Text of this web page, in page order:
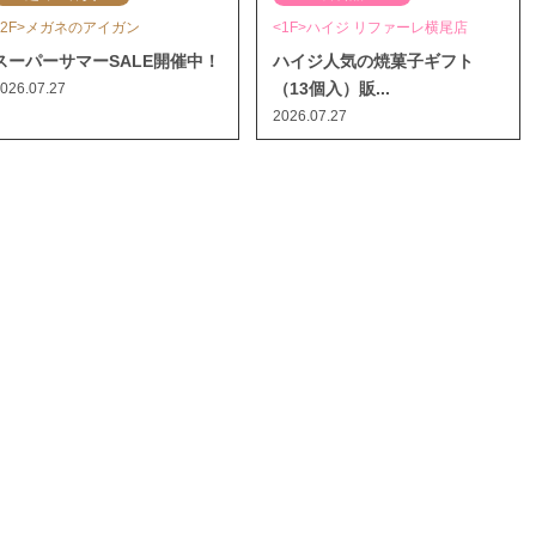
メガネのアイガン
ーパーサマーSALE開催中！
<1F>ハイジ リファーレ横尾店
ハイジ人気の焼菓子ギフト
（13個入）販...
2026.07.27